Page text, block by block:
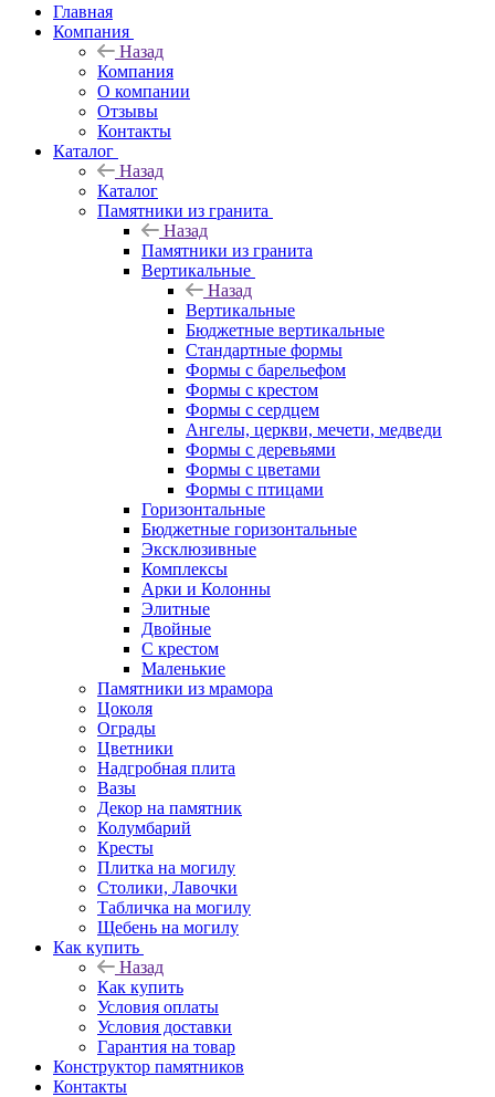
Главная
Компания
Назад
Компания
О компании
Отзывы
Контакты
Каталог
Назад
Каталог
Памятники из гранита
Назад
Памятники из гранита
Вертикальные
Назад
Вертикальные
Бюджетные вертикальные
Стандартные формы
Формы с барельефом
Формы с крестом
Формы с сердцем
Ангелы, церкви, мечети, медведи
Формы с деревьями
Формы с цветами
Формы с птицами
Горизонтальные
Бюджетные горизонтальные
Эксклюзивные
Комплексы
Арки и Колонны
Элитные
Двойные
С крестом
Маленькие
Памятники из мрамора
Цоколя
Ограды
Цветники
Надгробная плита
Вазы
Декор на памятник
Колумбарий
Кресты
Плитка на могилу
Столики, Лавочки
Табличка на могилу
Щебень на могилу
Как купить
Назад
Как купить
Условия оплаты
Условия доставки
Гарантия на товар
Конструктор памятников
Контакты